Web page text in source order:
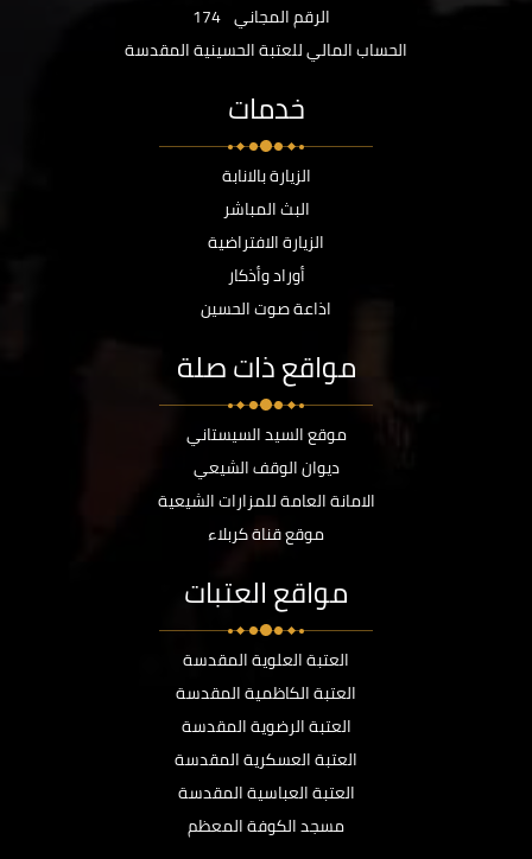
الرقم المجاني 174
الحساب المالي للعتبة الحسينية المقدسة
خدمات
الزيارة بالانابة
البث المباشر
الزيارة الافتراضية
أوراد وأذكار
اذاعة صوت الحسين
مواقع ذات صلة
موقع السيد السيستاني
ديوان الوقف الشيعي
الامانة العامة للمزارات الشيعية
موقع قناة كربلاء
مواقع العتبات
العتبة العلوية المقدسة
العتبة الكاظمية المقدسة
العتبة الرضوية المقدسة
العتبة العسكرية المقدسة
العتبة العباسية المقدسة
مسجد الكوفة المعظم